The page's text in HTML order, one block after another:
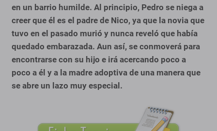
en un barrio humilde. Al principio, Pedro se niega a
creer que él es el padre de Nico, ya que la novia que
tuvo en el pasado murió y nunca reveló que había
quedado embarazada. Aun así, se conmoverá para
encontrarse con su hijo e irá acercando poco a
poco a él y a la madre adoptiva de una manera que
se abre un lazo muy especial.